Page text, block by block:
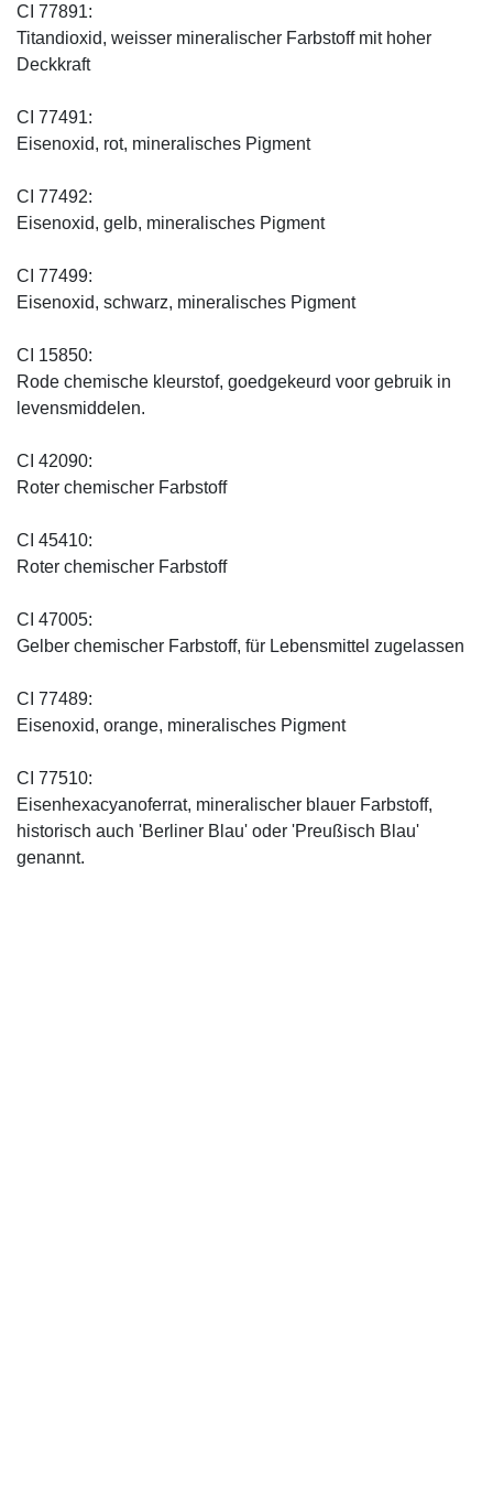
CI 77891:
Titandioxid, weisser mineralischer Farbstoff mit hoher
Deckkraft
CI 77491:
Eisenoxid, rot, mineralisches Pigment
CI 77492:
Eisenoxid, gelb, mineralisches Pigment
CI 77499:
Eisenoxid, schwarz, mineralisches Pigment
CI 15850:
Rode chemische kleurstof, goedgekeurd voor gebruik in
levensmiddelen.
CI 42090:
Roter chemischer Farbstoff
CI 45410:
Roter chemischer Farbstoff
CI 47005:
Gelber chemischer Farbstoff, für Lebensmittel zugelassen
CI 77489:
Eisenoxid, orange, mineralisches Pigment
CI 77510:
Eisenhexacyanoferrat, mineralischer blauer Farbstoff,
historisch auch 'Berliner Blau' oder 'Preußisch Blau'
genannt.